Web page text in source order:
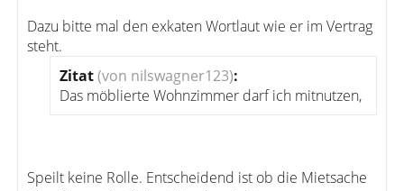
Dazu bitte mal den exkaten Wortlaut wie er im Vertrag
steht.
Zitat(von nilswagner123):
Das möblierte Wohnzimmer darf ich mitnutzen,
Speilt keine Rolle. Entscheidend ist ob die Mietsache